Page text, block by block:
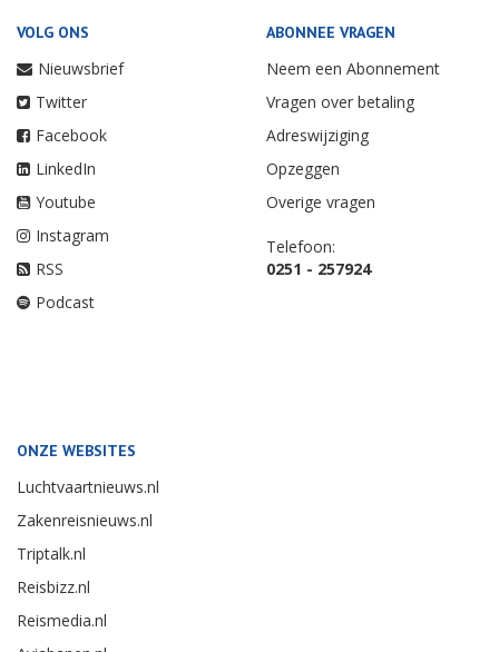
VOLG ONS
Nieuwsbrief
Twitter
Facebook
LinkedIn
Youtube
Instagram
RSS
Podcast
ABONNEE VRAGEN
Neem een Abonnement
Vragen over betaling
Adreswijziging
Opzeggen
Overige vragen
Telefoon:
0251 - 257924
ONZE WEBSITES
Luchtvaartnieuws.nl
Zakenreisnieuws.nl
Triptalk.nl
Reisbizz.nl
Reismedia.nl